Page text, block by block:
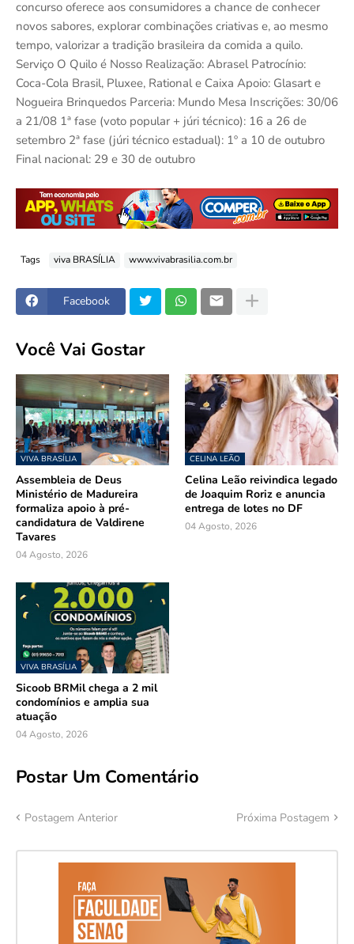
concurso oferece aos consumidores a chance de conhecer
novos sabores, explorar combinações criativas e, ao mesmo
tempo, valorizar a tradição brasileira da comida a quilo.
Serviço O Quilo é Nosso Realização: Abrasel Patrocínio:
Coca-Cola Brasil, Pluxee, Rational e Caixa Apoio: Glasart e
Nogueira Brinquedos Parceria: Mundo Mesa Inscrições: 30/06
a 21/08 1ª fase (voto popular + júri técnico): 16 a 26 de
setembro 2ª fase (júri técnico estadual): 1º a 10 de outubro
Final nacional: 29 e 30 de outubro
Tags viva BRASÍLIA www.vivabrasilia.com.br
Facebook
Você Vai Gostar
VIVA BRASÍLIA
Assembleia de Deus
Ministério de Madureira
formaliza apoio à pré-
candidatura de Valdirene
Tavares
04 Agosto, 2026
CELINA LEÃO
Celina Leão reivindica legado
de Joaquim Roriz e anuncia
entrega de lotes no DF
04 Agosto, 2026
VIVA BRASÍLIA
Sicoob BRMil chega a 2 mil
condomínios e amplia sua
atuação
04 Agosto, 2026
Postar Um Comentário
Postagem Anterior Próxima Postagem